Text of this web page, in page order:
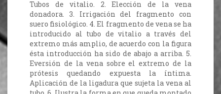
Tubos de vitalio. 2. Elección de la vena
donadora. 3. Irrigación del fragmento con
suero fisiológico. 4. El fragmento de vena se ha
introducido al tubo de vitalio a través del
extremo más amplio, de acuerdo con la figura
ésta introducción ha sido de abajo a arriba. 5.
Eversión de la vena sobre el extremo de la
prótesis quedando expuesta la íntima.
Aplicación de la ligadura que sujeta la vena al